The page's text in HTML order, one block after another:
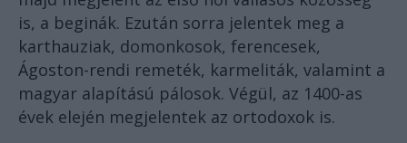
is, a beginák. Ezután sorra jelentek meg a
karthauziak, domonkosok, ferencesek,
Ágoston-rendi remeték, karmeliták, valamint a
magyar alapítású pálosok. Végül, az 1400-as
évek elején megjelentek az ortodoxok is.